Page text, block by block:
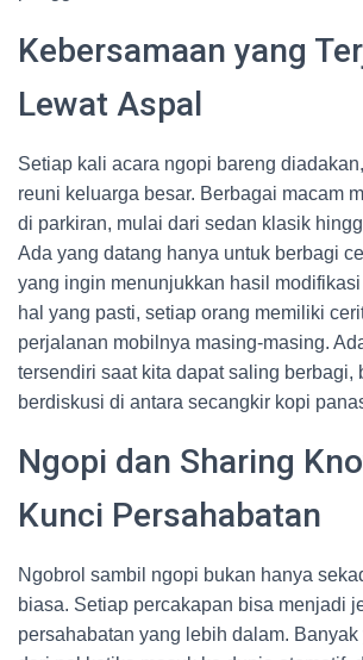
Kebersamaan yang
Lewat Aspal
Setiap kali acara ngopi bareng
reuni keluarga besar. Berbagai macam
di parkiran, mulai dari sedan klasik
Ada yang datang hanya untuk berbagi
yang ingin menunjukkan hasil
hal yang pasti, setiap orang memiliki
perjalanan mobilnya masing-masing.
tersendiri saat kita dapat saling berbagi,
berdiskusi di antara secangkir kopi
Ngopi dan Sharing
Kunci Persahabatan
Ngobrol sambil ngopi bukan hanya
biasa. Setiap percakapan bisa menjadi
persahabatan yang lebih dalam.